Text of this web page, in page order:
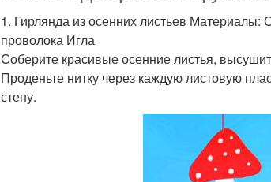
1. Гирлянда из осенних листьев Материалы:
проволока Игла
Соберите красивые осенние листья,
Проденьте нитку через каждую листовую
стену.